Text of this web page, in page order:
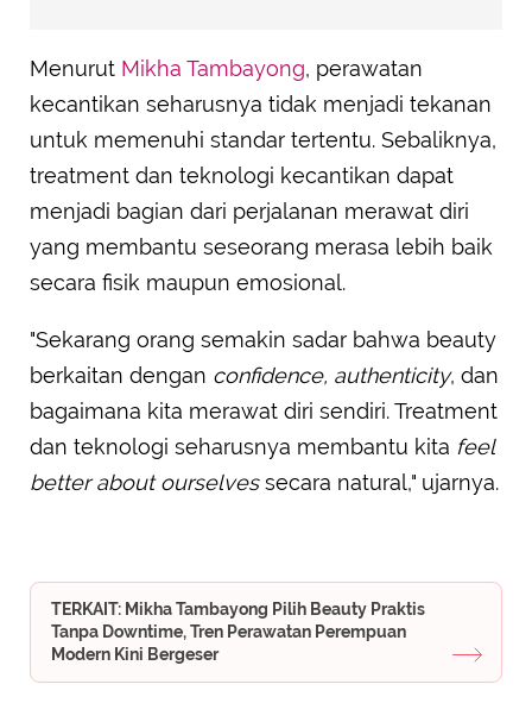
Menurut Mikha Tambayong, perawatan
kecantikan seharusnya tidak menjadi tekanan
untuk memenuhi standar tertentu. Sebaliknya,
treatment dan teknologi kecantikan dapat
menjadi bagian dari perjalanan merawat diri
yang membantu seseorang merasa lebih baik
secara fisik maupun emosional.
"Sekarang orang semakin sadar bahwa beauty
berkaitan dengan confidence, authenticity, dan
bagaimana kita merawat diri sendiri. Treatment
dan teknologi seharusnya membantu kita feel
better about ourselvessecara natural," ujarnya.
TERKAIT: Mikha Tambayong Pilih Beauty Praktis
Tanpa Downtime, Tren Perawatan Perempuan
Modern Kini Bergeser